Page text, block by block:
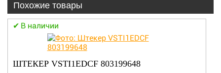
Похожие товары
В наличии
УПЛОТНЕНИЕ ДВЕРИ 401004401